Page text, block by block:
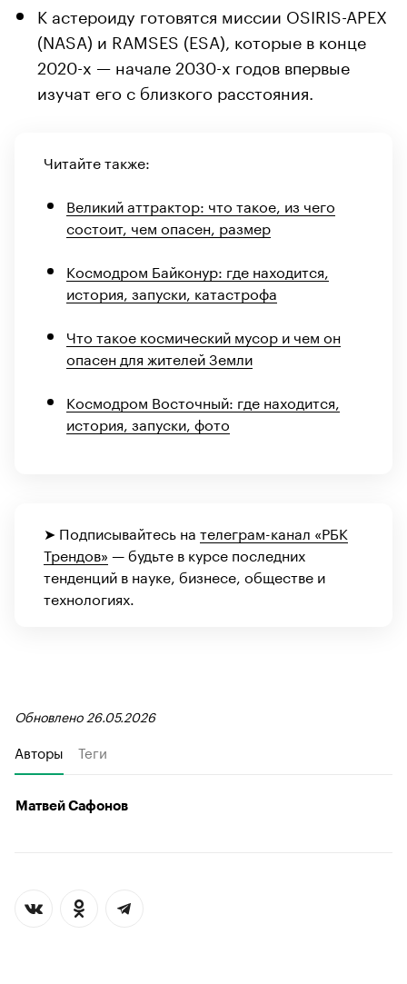
К астероиду готовятся миссии OSIRIS-APEX
(NASA) и RAMSES (ESA), которые в конце
2020-х — начале 2030-х годов впервые
изучат его с близкого расстояния.
Читайте также:
Великий аттрактор: что такое, из чего
состоит, чем опасен, размер
Космодром Байконур: где находится,
история, запуски, катастрофа
Что такое космический мусор и чем он
опасен для жителей Земли
Космодром Восточный: где находится,
история, запуски, фото
➤ Подписывайтесь на телеграм-канал «РБК
Трендов» — будьте в курсе последних
тенденций в науке, бизнесе, обществе и
технологиях.
Обновлено 26.05.2026
Авторы Теги
Матвей Сафонов